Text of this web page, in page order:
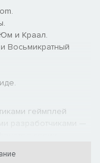
и Краал.
Восьмикратный
геймплей
карты, собирая